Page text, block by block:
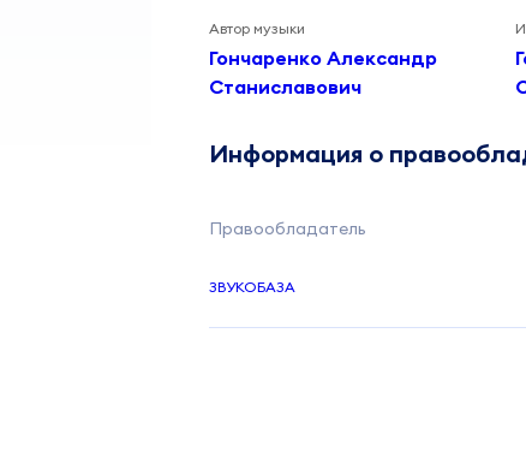
Автор музыки
Гончаренко Александр
Станиславович
Информация о
Правообладатель
ЗВУКОБАЗА